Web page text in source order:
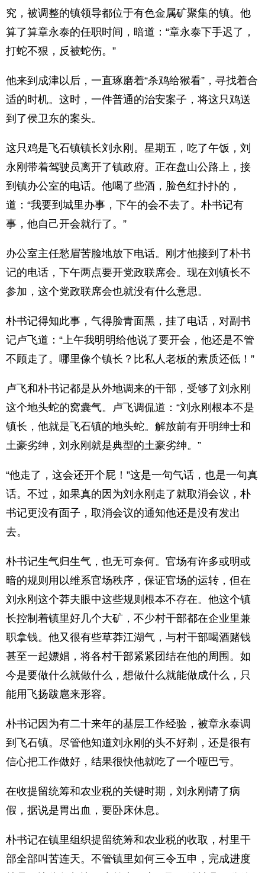
究，被调整的镇领导都位于有色金属矿聚集的镇。他
算了算章永泰的任职时间，暗道：“章永泰下手迟了，
打蛇不狠，反被蛇伤。”
他来到成津以后，一直琢磨着“杀鸡给猴看”，寻找着合
适的时机。这时，一件普通的治安案子，将这只鸡送
到了侯卫东的案头。
这只鸡是飞石镇镇长刘永刚。星期五，吃了午饭，刘
永刚带着驾驶员离开了镇政府。正在盘山公路上，接
到镇办公室的电话。他喝了些酒，脸色红扑扑的，
道：“我要到城里办事，下午的会不去了。朴书记有
事，他自己开会就行了。”
办公室主任愁眉苦脸地放下电话。刚才他接到了朴书
记的电话，下午两点要开党政联席会。现在刘镇长不
参加，这个党政联席会也就没有什么意思。
朴书记得知此事，气得脸青面黑，挂了电话，对副书
记卢飞道：“上午我明明给他说了要开会，他还是不管
不顾走了。哪里像个镇长？比私人老板的素质还低！”
卢飞和朴书记都是从外地调来的干部，受够了刘永刚
这个地头蛇的窝囊气。卢飞调侃道：“刘永刚根本不是
镇长，他就是飞石镇的地头蛇。解放前有开明绅士和
土豪劣绅，刘永刚就是典型的土豪劣绅。”
“他走了，这会还开个屁！”这是一句气话，也是一句真
话。不过，如果真的因为刘永刚走了就取消会议，朴
书记更没有面子，取消会议的通知他还是没有发出
去。
朴书记生气归生气，也无可奈何。官场有许多或明或
暗的规则用以维系官场秩序，保证官场的运转，但在
刘永刚这个莽夫眼中这些规则根本不存在。他这个镇
长控制着镇里好几个大矿，不少村干部都在企业里兼
职拿钱。他又很有些草莽江湖气，与村干部喝酒赌钱
甚至一起嫖娼，将各村干部紧紧团结在他的周围。如
今是要做什么就做什么，想做什么就能做成什么，只
能用飞扬跋扈来形容。
朴书记因为有二十来年的基层工作经验，被章永泰调
到飞石镇。尽管他知道刘永刚的头不好剃，还是很有
信心把工作做好，结果很快他就吃了一个哑巴亏。
在收提留统筹和农业税的关键时期，刘永刚请了病
假，据说是胃出血，要卧床休息。
朴书记在镇里组织提留统筹和农业税的收取，村里干
部全部叫苦连天。不管镇里如何三令五申，完成进度